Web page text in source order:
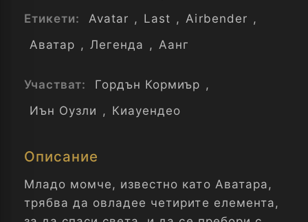
Етикети:
Avatar , Last , Airbender ,
Аватар , Легенда , Аанг
Участват: Гордън Кормиър ,
Иън Оузли , Киауендео
Описание
Младо момче, известно като Аватара,
трябва да овладее четирите елемента,